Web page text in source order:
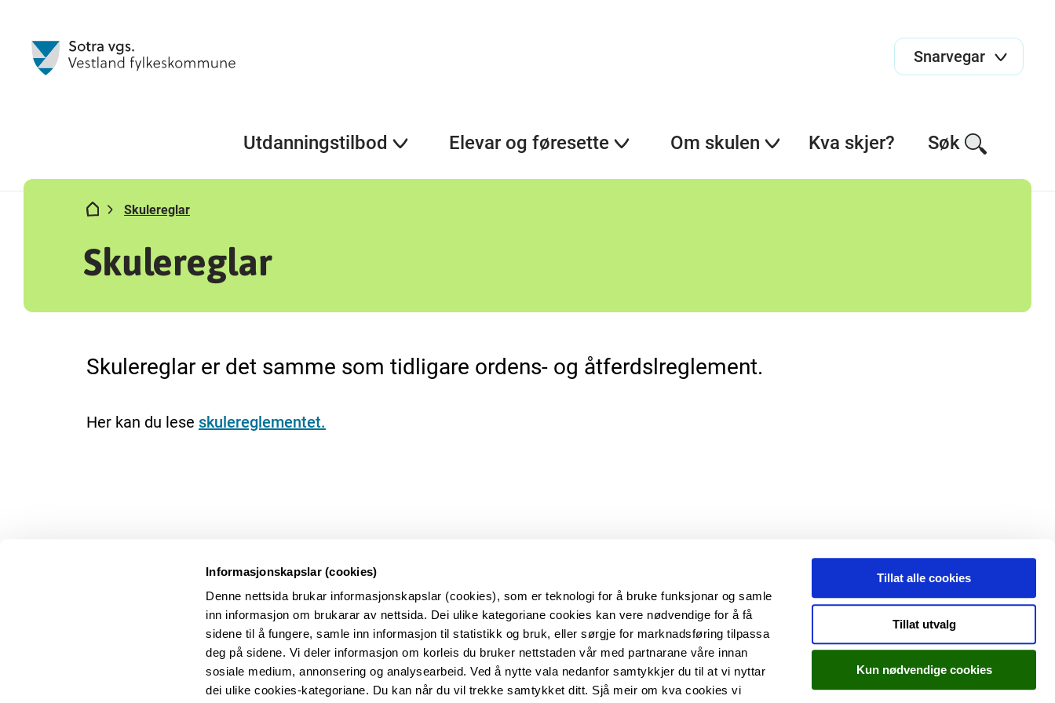
Informasjonskapslar (cookies)
Denne nettsida brukar informasjonskapslar (cookies), som er teknologi for å bruke funksjonar og samle
inn informasjon om brukarar av nettsida. Dei ulike kategoriane cookies kan vere nødvendige for å få
sidene til å fungere, samle inn informasjon til statistikk og bruk, eller sørgje for marknadsføring tilpassa
deg på sidene. Vi deler informasjon om korleis du bruker nettstaden vår med partnarane våre innan
sosiale medium, annonsering og analysearbeid. Ved å nytte vala nedanfor samtykkjer du til at vi nyttar
dei ulike cookies-kategoriane. Du kan når du vil trekke samtykket ditt. Sjå meir om kva cookies vi
Tillat alle cookies
Tillat utvalg
Kun nødvendige cookies
Snarvegar
Utdanningstilbod Elevar og føresette Om skulen Kva skjer? Søk
Skulereglar
Skulereglar
Skulereglar er det samme som tidligare ordens- og åtferdslreglement.
Her kan du lese skulereglementet.